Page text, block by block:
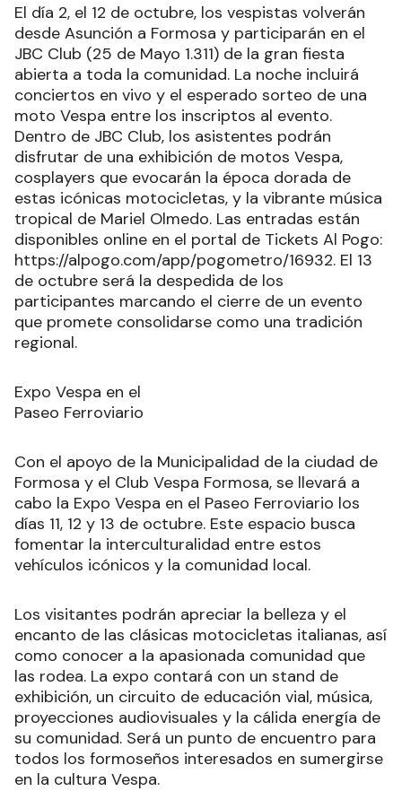
El día 2, el 12 de octubre, los vespistas volverán
desde Asunción a Formosa y participarán en el
JBC Club (25 de Mayo 1.311) de la gran fiesta
abierta a toda la comunidad. La noche incluirá
conciertos en vivo y el esperado sorteo de una
moto Vespa entre los inscriptos al evento.
Dentro de JBC Club, los asistentes podrán
disfrutar de una exhibición de motos Vespa,
cosplayers que evocarán la época dorada de
estas icónicas motocicletas, y la vibrante música
tropical de Mariel Olmedo. Las entradas están
disponibles online en el portal de Tickets Al Pogo:
https://alpogo.com/app/pogometro/16932. El 13
de octubre será la despedida de los
participantes marcando el cierre de un evento
que promete consolidarse como una tradición
regional.
Expo Vespa en el
Paseo Ferroviario
Con el apoyo de la Municipalidad de la ciudad de
Formosa y el Club Vespa Formosa, se llevará a
cabo la Expo Vespa en el Paseo Ferroviario los
días 11, 12 y 13 de octubre. Este espacio busca
fomentar la interculturalidad entre estos
vehículos icónicos y la comunidad local.
Los visitantes podrán apreciar la belleza y el
encanto de las clásicas motocicletas italianas, así
como conocer a la apasionada comunidad que
las rodea. La expo contará con un stand de
exhibición, un circuito de educación vial, música,
proyecciones audiovisuales y la cálida energía de
su comunidad. Será un punto de encuentro para
todos los formoseños interesados en sumergirse
en la cultura Vespa.